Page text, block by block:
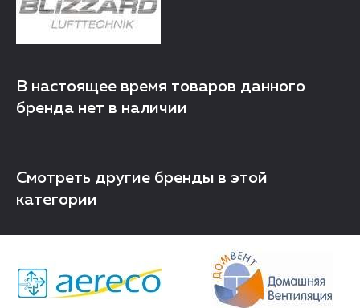
В настоящее время товаров данного
бренда нет в наличии
Смотреть другие бренды в этой
категории